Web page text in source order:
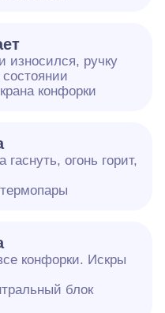
износился, ручку
конфорки
огонь горит,
конфорки. Искры
блок